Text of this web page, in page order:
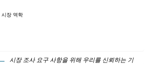
시장 역학
시장 조사 요구 사항을 위해 우리를 신뢰하는 기